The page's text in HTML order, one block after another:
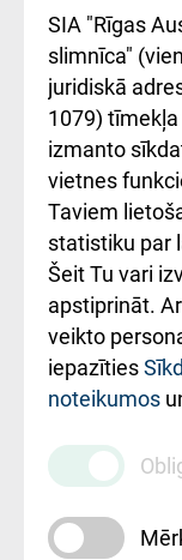
atsauksmju/
iesniegšanas
kārtība
Kā pie mums
Rēķinu
ceļvedis
Rekvizīti un
ārstniecības
iestādes kods
010000234
Maksas
pakalpojumu
cenrādis
SIA "Rīgas
slimnīca"
juridiskā
1079)
izmanto
vietnes
Taviem
statistiku par
Šeit Tu vari
apstiprināt.
veikto
iepazīties
noteikumos